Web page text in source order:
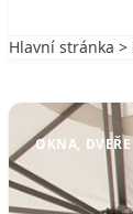
Hlavní stránka >
OKNA, DVEŘE